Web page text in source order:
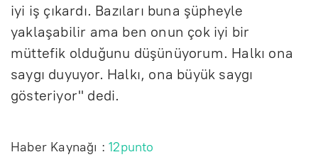
iyi iş çıkardı. Bazıları buna şüpheyle
yaklaşabilir ama ben onun çok iyi bir
müttefik olduğunu düşünüyorum. Halkı ona
saygı duyuyor. Halkı, ona büyük saygı
gösteriyor" dedi.
Haber Kaynağı :12punto